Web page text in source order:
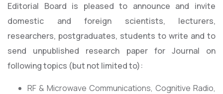
Editorial Board is pleased to announce and invite
domestic and foreign scientists, lecturers,
researchers, postgraduates, students to write and to
send unpublished research paper for Journal on
following topics (but not limited to):
RF & Microwave Communications, Cognitive Radio,